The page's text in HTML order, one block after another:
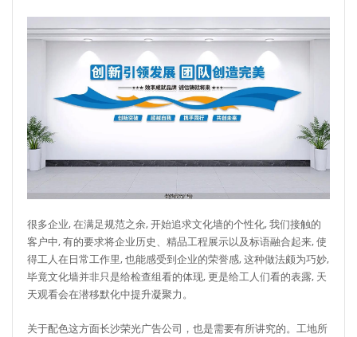
很多企业, 在满足规范之余, 开始追求文化墙的个性化, 我们接触的
客户中, 有的要求将企业历史、精品工程展示以及标语融合起来, 使
得工人在日常工作里, 也能感受到企业的荣誉感, 这种做法颇为巧妙,
毕竟文化墙并非只是给检查组看的体现, 更是给工人们看的表露, 天
天观看会在潜移默化中提升凝聚力。
关于配色这方面长沙荣光广告公司，也是需要有所讲究的。工地所